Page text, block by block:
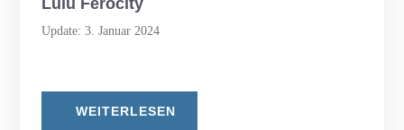
Lulu Ferocity
Update: 3. Januar 2024
WEITERLESEN